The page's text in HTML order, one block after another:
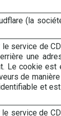
(la
service de
une
Le cookie
de
et
service de